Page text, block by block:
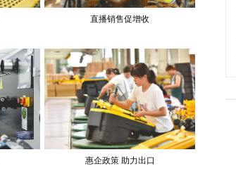
直播销售促增收
惠企政策 助力出口